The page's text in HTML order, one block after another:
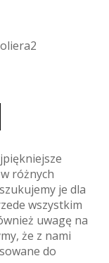
różnych
je dla
wszystkim
uwagę na
że z nami
do